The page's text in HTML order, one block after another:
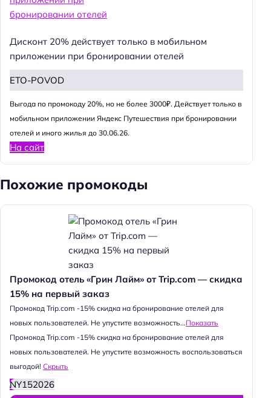
Дисконт 20% действует только в мобильном
приложении при бронировании отелей
ETO-POVOD
Выгода по промокоду 20%, но не более 3000₽. Действует только в
мобильном приложении Яндекс Путешествия при бронировании
отелей и иного жилья до 30.06.26.
На сайт
Похожие промокоды
Промокод отель «Грин Лайм» от Trip.com — скидка
15% на первый заказ
Промокод Trip.com -15% скидка на бронирование отелей для
новых пользователей. Не упустите возможность...Показать
Промокод Trip.com -15% скидка на бронирование отелей для
новых пользователей. Не упустите возможность воспользоваться
выгодой! Скрыть
NY152026